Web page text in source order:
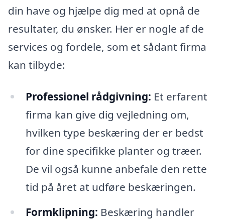
din have og hjælpe dig med at opnå de
resultater, du ønsker. Her er nogle af de
services og fordele, som et sådant firma
kan tilbyde:
Professionel rådgivning: Et erfarent
firma kan give dig vejledning om,
hvilken type beskæring der er bedst
for dine specifikke planter og træer.
De vil også kunne anbefale den rette
tid på året at udføre beskæringen.
Formklipning: Beskæring handler